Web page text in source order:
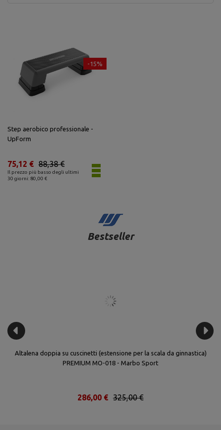
-15%
Step aerobico professionale -
UpForm
Il prezzo più basso degli ultimi
30 giorni: 80,00 €
88,38 €
75,12 €
Bestseller
Altalena doppia su cuscinetti (estensione per la scala da ginnastica)
PREMIUM MO-018 - Marbo Sport
325,00 €
286,00 €